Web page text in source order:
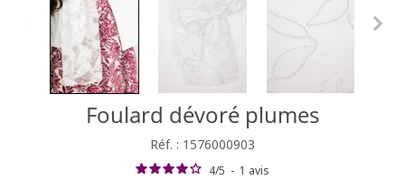
Foulard dévoré plumes
Réf. : 1576000903
4/5 - 1 avis